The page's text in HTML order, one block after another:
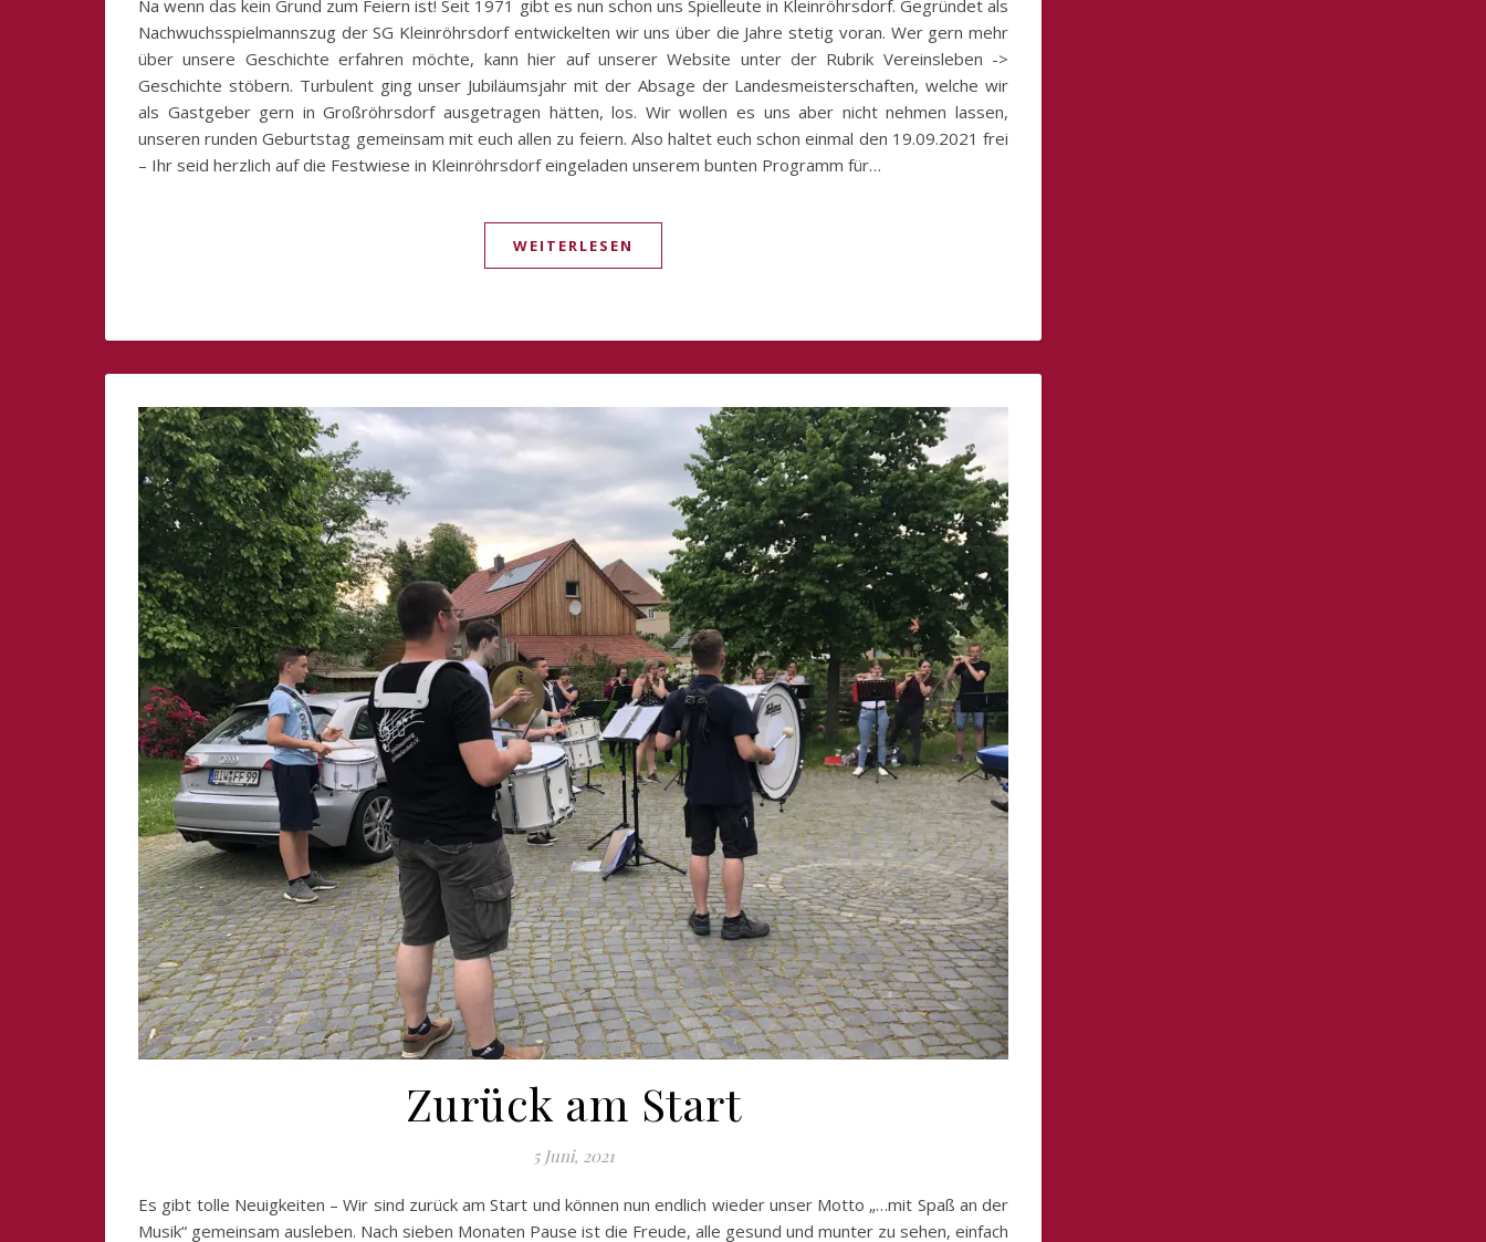
Na wenn das kein Grund zum Feiern ist! Seit 1971 gibt es nun schon uns Spielleute in Kleinröhrsdorf. Gegründet als
Nachwuchsspielmannszug der SG Kleinröhrsdorf entwickelten wir uns über die Jahre stetig voran. Wer gern mehr
über unsere Geschichte erfahren möchte, kann hier auf unserer Website unter der Rubrik Vereinsleben ->
Geschichte stöbern. Turbulent ging unser Jubiläumsjahr mit der Absage der Landesmeisterschaften, welche wir
als Gastgeber gern in Großröhrsdorf ausgetragen hätten, los. Wir wollen es uns aber nicht nehmen lassen,
unseren runden Geburtstag gemeinsam mit euch allen zu feiern. Also haltet euch schon einmal den 19.09.2021 frei
– Ihr seid herzlich auf die Festwiese in Kleinröhrsdorf eingeladen unserem bunten Programm für…
WEITERLESEN
Zurück am Start
5 Juni, 2021
Es gibt tolle Neuigkeiten – Wir sind zurück am Start und können nun endlich wieder unser Motto „…mit Spaß an der
Musik“ gemeinsam ausleben. Nach sieben Monaten Pause ist die Freude, alle gesund und munter zu sehen, einfach